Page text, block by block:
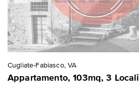
Cugliate-Fabiasco, VA
Appartamento, 103mq, 3 Locali